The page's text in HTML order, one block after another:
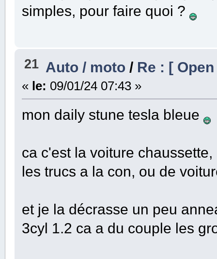
simples, pour faire quoi ?
21 Auto / moto / Re : [
« le: 09/01/24 07:43 »
mon daily stune tesla bleue
ca c'est la voiture
les trucs a la con, ou de
et je la décrasse un peu
3cyl 1.2 ca a du couple les